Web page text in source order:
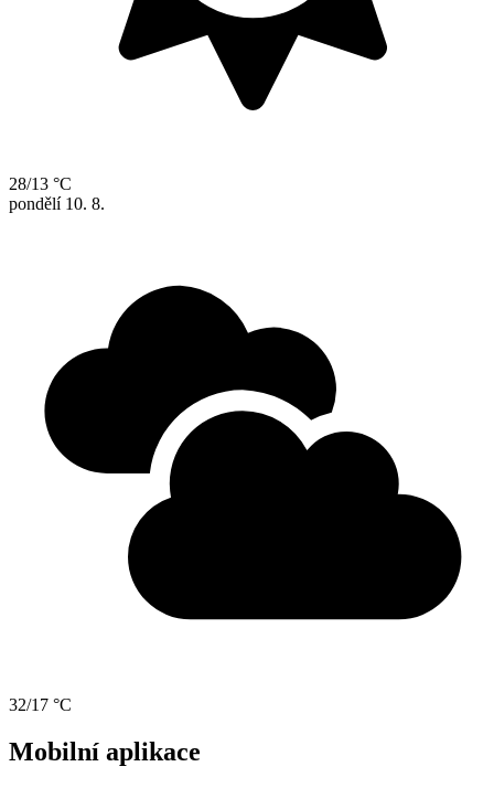
28/13 °C
pondělí 10. 8.
32/17 °C
Mobilní aplikace